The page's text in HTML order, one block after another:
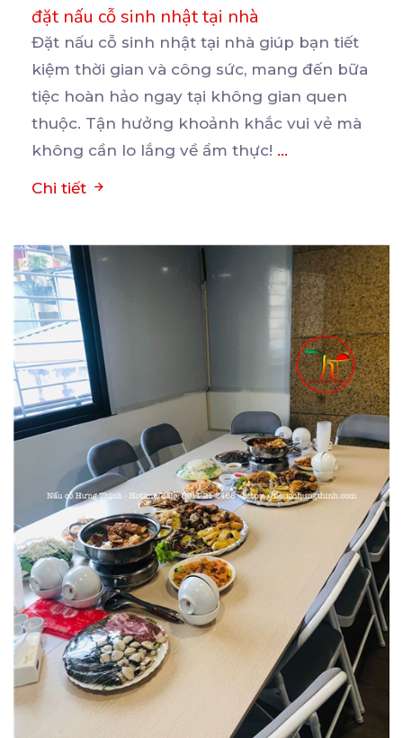
đặt nấu cỗ sinh nhật tại nhà
Đặt nấu cỗ sinh nhật tại nhà giúp bạn tiết
kiệm thời gian và công sức, mang đến bữa
tiệc hoàn hảo ngay tại không gian quen
thuộc. Tận hưởng khoảnh khắc vui vẻ mà
không cần lo lắng về ẩm thực! ...
Chi tiết